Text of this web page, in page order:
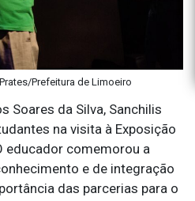
Prefeitura de Limoeiro
Soares da Silva, Sanchilis
na visita à Exposição
educador comemorou a
e de integração
das parcerias para o